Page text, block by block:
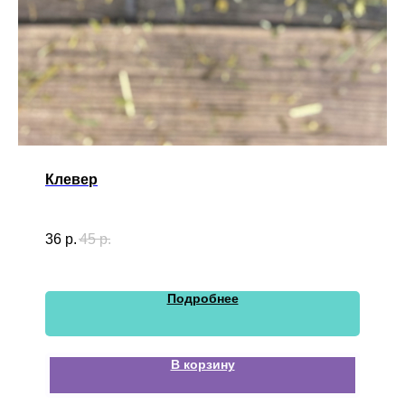
Клевер
36 р. 45 р.
Подробнее
В корзину